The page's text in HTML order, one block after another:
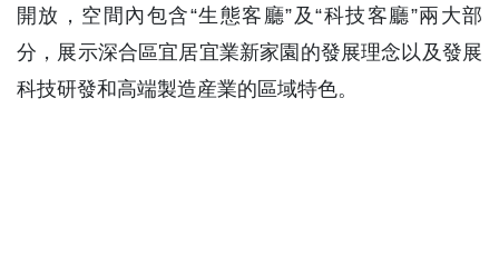
開放，空間內包含“生態客廳”及“科技客廳”兩大部
分，展示深合區宜居宜業新家園的發展理念以及發展
科技研發和高端製造産業的區域特色。